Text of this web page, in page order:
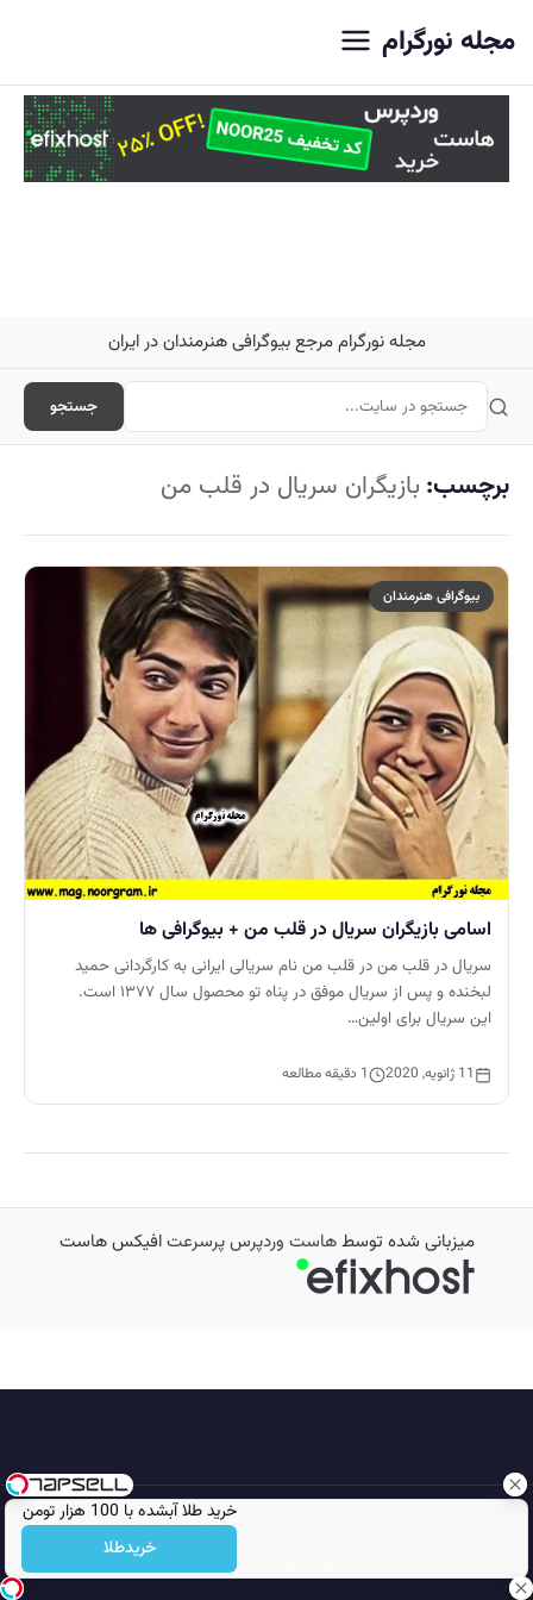
خرید طلا آبشده با 100 هزار تومن
خریدطلا
مجله نورگرام
مجله نورگرام مرجع بیوگرافی هنرمندان در ایران
جستجو
برچسب: بازیگران سریال در قلب من
بیوگرافی هنرمندان
اسامی بازیگران سریال در قلب من + بیوگرافی ها
سریال در قلب من در قلب من نام سریالی ایرانی به کارگردانی حمید
لبخنده و پس از سریال موفق در پناه تو محصول سال ۱۳۷۷ است.
این سریال برای اولین…
11 ژانویه, 2020 1 دقیقه مطالعه
میزبانی شده توسطهاست وردپرس پرسرعتافیکس هاست
تمامی حقوق محفوظ است © 2026
مجله نورگرام
noorgram